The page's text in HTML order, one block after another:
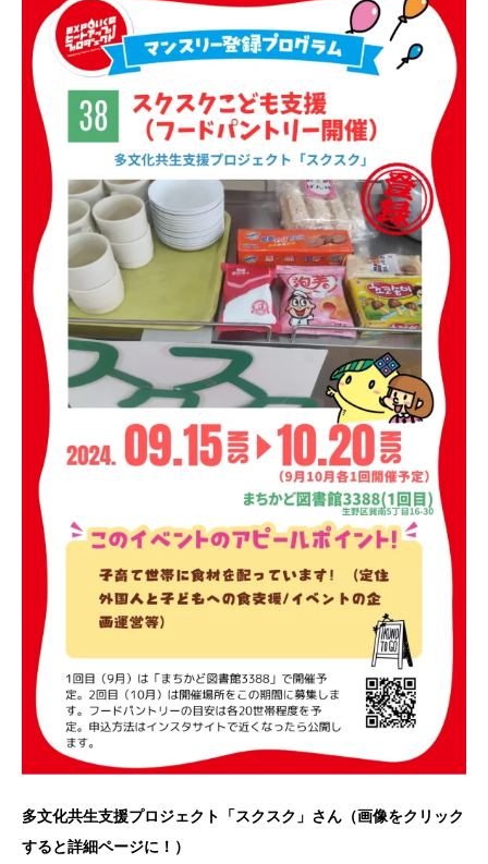
多文化共生支援プロジェクト「スクスク」さん（画像をクリック
すると詳細ページに！）